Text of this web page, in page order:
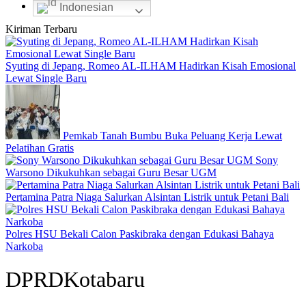
Indonesian
Kiriman Terbaru
Syuting di Jepang, Romeo AL-ILHAM Hadirkan Kisah Emosional
Lewat Single Baru
Pemkab Tanah Bumbu Buka Peluang Kerja Lewat
Pelatihan Gratis
Sony
Warsono Dikukuhkan sebagai Guru Besar UGM
Pertamina Patra Niaga Salurkan Alsintan Listrik untuk Petani Bali
Polres HSU Bekali Calon Paskibraka dengan Edukasi Bahaya
Narkoba
DPRDKotabaru